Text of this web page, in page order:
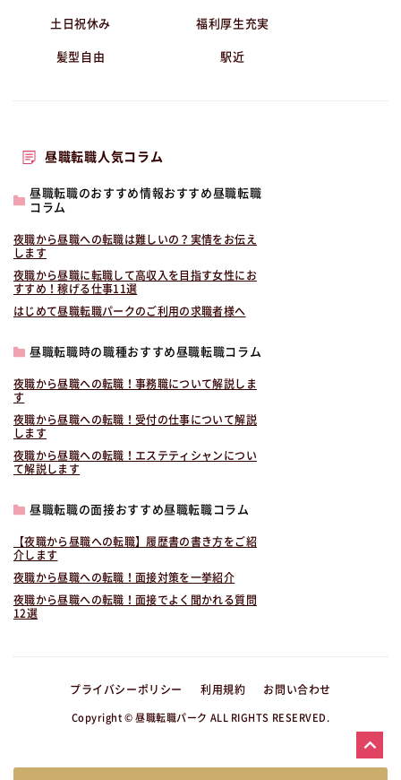
土日祝休み 福利厚生充実
髪型自由 駅近
昼職転職人気コラム
昼職転職のおすすめ情報おすすめ昼職転職
コラム
夜職から昼職への転職は難しいの？実情をお伝え
します
夜職から昼職に転職して高収入を目指す女性にお
すすめ！稼げる仕事11選
はじめて昼職転職パークのご利用の求職者様へ
昼職転職時の職種おすすめ昼職転職コラム
夜職から昼職への転職！事務職について解説しま
す
夜職から昼職への転職！受付の仕事について解説
します
夜職から昼職への転職！エステティシャンについ
て解説します
昼職転職の面接おすすめ昼職転職コラム
【夜職から昼職への転職】履歴書の書き方をご紹
介します
夜職から昼職への転職！面接対策を一挙紹介
夜職から昼職への転職！面接でよく聞かれる質問
12選
プライバシーポリシー 利用規約 お問い合わせ
Copyright © 昼職転職パーク ALL RIGHTS RESERVED.